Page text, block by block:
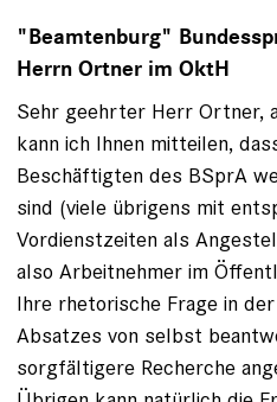
"Beamtenburg"
Herrn Ortner im OktH
Sehr geehrter Herr Ortner,
kann ich Ihnen mitteilen,
Beschäftigten des BSprA
sind (viele übrigens mit
Vordienstzeiten als
also Arbeitnehmer im
Ihre rhetorische Frage in
Absatzes von selbst
sorgfältigere Recherche